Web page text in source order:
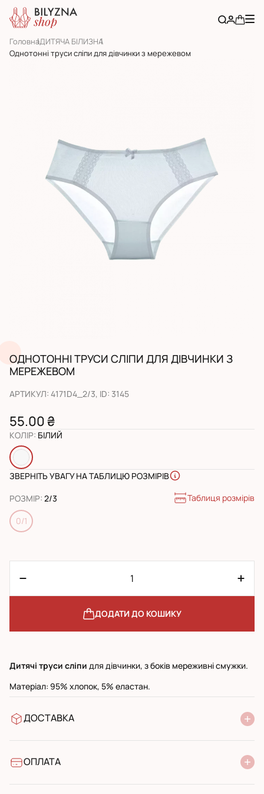
ГоловнаДИТЯЧА БІЛИЗНА
Однотонні труси сліпи для дівчинки з мережевом
ОДНОТОННІ ТРУСИ СЛІПИ ДЛЯ ДІВЧИНКИ З
МЕРЕЖЕВОМ
АРТИКУЛ: 4171D4_2/3, ID: 3145
55.00 ₴
КОЛІР: БІЛИЙ
ЗВЕРНІТЬ УВАГУ НА ТАБЛИЦЮ РОЗМІРІВ
РОЗМІР: 2/3 Таблиця розмірів
0/1
ДОДАТИ ДО КОШИКУ
Дитячі труси сліпи для дівчинки, з боків мереживні смужки.
Матеріал: 95% хлопок, 5% еластан.
ДОСТАВКА
УкрПошта стандарт
ОПЛАТА
Банківський переказ